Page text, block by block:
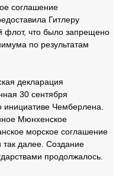
соглашение
Гитлеру
флот, что было запрещено
по результатам
декларация
30 сентября
инициативе Чемберлена.
Мюнхенское
морское соглашение
далее. Создание
продолжалось.